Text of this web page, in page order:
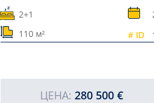
2+1
110 м²
# ID
ЦЕНА: 280 500 €